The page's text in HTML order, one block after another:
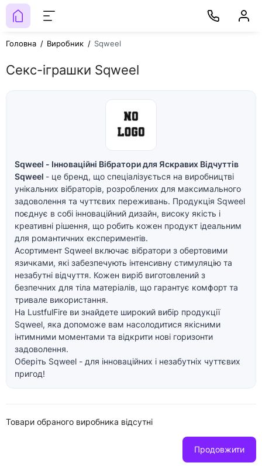
Головна Виробник Sqweel
Секс-іграшки Sqweel
Sqweel - Інноваційні Вібратори для Яскравих Відчуттів
Sqweel - це бренд, що спеціалізується на виробництві
унікальних вібраторів, розроблених для максимального
задоволення та чуттєвих переживань. Продукція Sqweel
поєднує в собі інноваційний дизайн, високу якість і
креативні рішення, що робить кожен продукт ідеальним
для романтичних експериментів.
Асортимент Sqweel включає вібратори з обертовими
язичками, які забезпечують інтенсивну стимуляцію та
незабутні відчуття. Кожен виріб виготовлений з
безпечних для тіла матеріалів, що гарантує комфорт та
тривале використання.
На LustfulFire ви знайдете широкий вибір продукції
Sqweel, яка допоможе вам насолодитися якісними
інтимними моментами та відкрити нові горизонти
задоволення.
Оберіть Sqweel - для інноваційних і незабутніх чуттєвих
пригод!
Товари обраного виробника відсутні
Продовжити